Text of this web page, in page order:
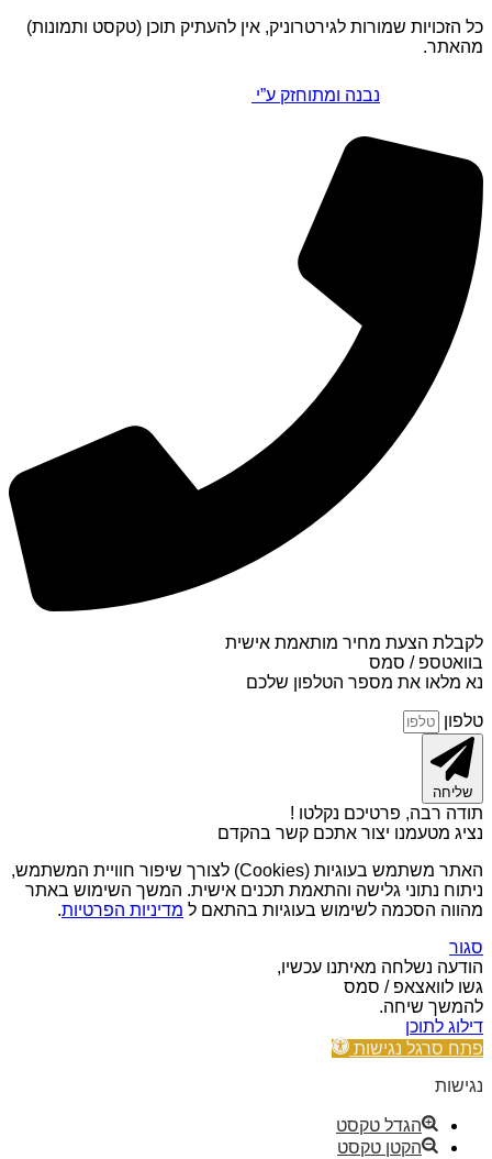
כל הזכויות שמורות לגירטרוניק, אין להעתיק תוכן (טקסט ותמונות)
מהאתר.
נבנה ומתוחזק ע”י
לקבלת הצעת מחיר מותאמת אישית
בוואטספ / סמס
נא מלאו את מספר הטלפון שלכם
טלפון
שליחה
תודה רבה, פרטיכם נקלטו !
נציג מטעמנו יצור אתכם קשר בהקדם
האתר משתמש בעוגיות (Cookies) לצורך שיפור חוויית המשתמש,
ניתוח נתוני גלישה והתאמת תכנים אישית. המשך השימוש באתר
מהווה הסכמה לשימוש בעוגיות בהתאם ל מדיניות הפרטיות.
סגור
הודעה נשלחה מאיתנו עכשיו,
גשו לוואצאפ / סמס
להמשך שיחה.
דילוג לתוכן
פתח סרגל נגישות
נגישות
הגדל טקסט
הקטן טקסט